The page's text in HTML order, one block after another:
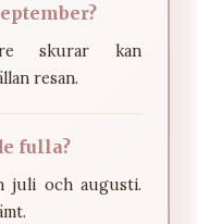
skurar kan
resan.
fulla?
juli och augusti.